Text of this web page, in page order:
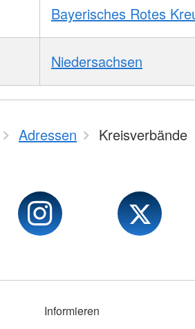
Bayerisches Rotes
Niedersachsen
Adressen Kreisverbände
Informieren